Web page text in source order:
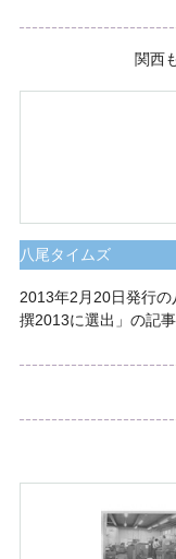
関西
八尾タイムズ
2013年2月20日発行
撰2013に選出」の記